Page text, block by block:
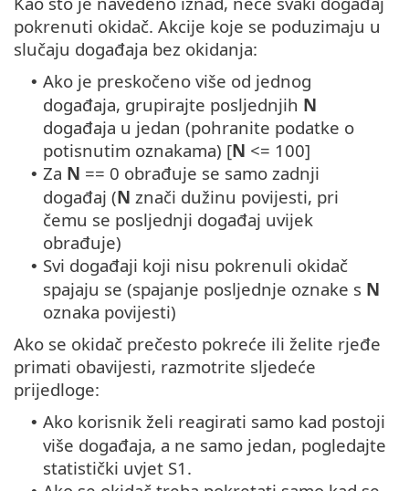
pokrenuti okidač. Akcije koje se poduzimaju u
slučaju događaja bez okidanja:
• Ako je preskočeno više od jednog
događaja, grupirajte posljednjih N
događaja u jedan (pohranite podatke o
potisnutim oznakama) [N <= 100]
• Za N == 0 obrađuje se samo zadnji
događaj (N znači dužinu povijesti, pri
čemu se posljednji događaj uvijek
obrađuje)
• Svi događaji koji nisu pokrenuli okidač
spajaju se (spajanje posljednje oznake s N
oznaka povijesti)
Ako se okidač prečesto pokreće ili želite rjeđe
primati obavijesti, razmotrite sljedeće
prijedloge:
• Ako korisnik želi reagirati samo kad postoji
više događaja, a ne samo jedan, pogledajte
statistički uvjet S1.